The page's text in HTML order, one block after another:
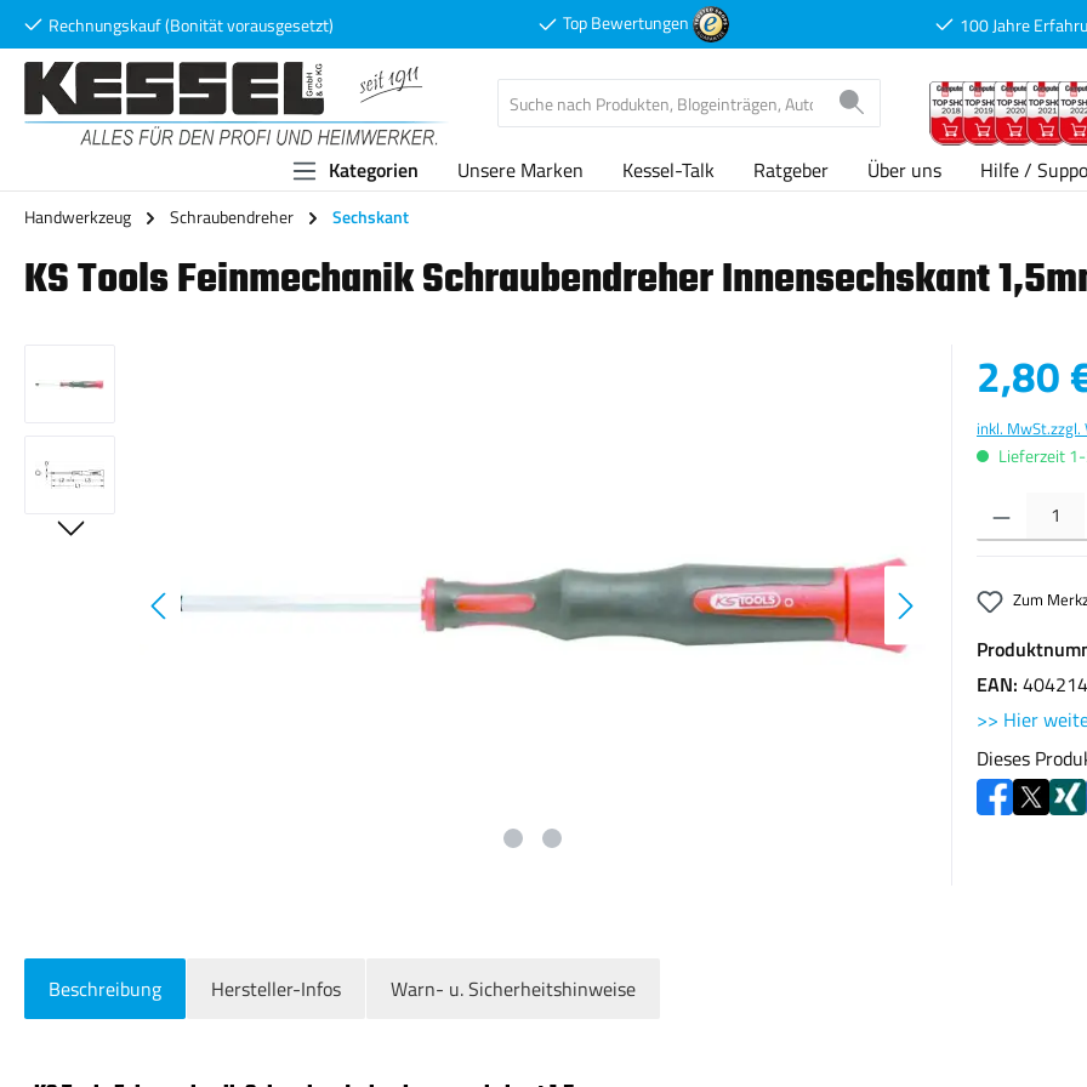
Hauptinhalt springen
Zur Suche springen
Zur Hauptnavigation springen
Rechnungskauf (Bonität vorausgesetzt) Top Bewertungen 100 Jahre
Kategorien Unsere Marken Kessel-Talk Ratgeber Über uns Hilfe /
Handwerkzeug Schraubendreher Sechskant
KS Tools Feinmechanik Schraubendreher Innensechskant
2,80
inkl. MwSt.zzgl.
Lieferzeit
Produkt Anzahl:
Zum
EAN:
>> Hier
Dieses
Beschreibung Hersteller-Infos Warn- u. Sicherheitshinweise